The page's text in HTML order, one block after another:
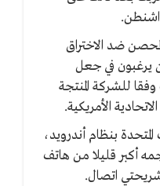
ضد الاختراق
يرغبون في جعل
للشركة المنتجة
الأمريكية.
بنظام أندرويد،
أكبر قليلا من هاتف
اتصال.